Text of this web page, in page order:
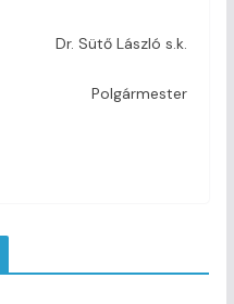
Dr. Sütő László s.k.
Polgármester